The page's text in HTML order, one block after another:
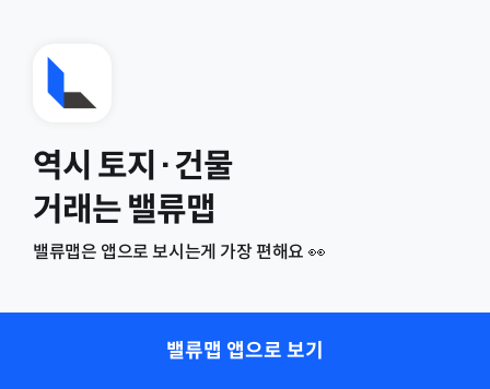
역시 토지·건물
거래는 밸류맵
밸류맵은 앱으로 보시는게 가장 편해요 👀
밸류맵 앱으로 보기